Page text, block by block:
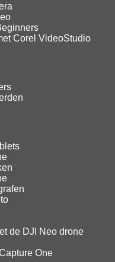
Corel VideoStudio
de DJI Neo drone
One